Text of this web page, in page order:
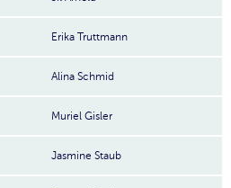
Erika Truttmann
Alina Schmid
Muriel Gisler
Jasmine Staub